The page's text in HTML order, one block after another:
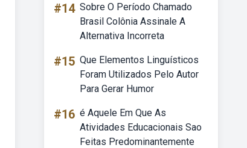
#14 Sobre O Período Chamado
Brasil Colônia Assinale A
Alternativa Incorreta
#15 Que Elementos Linguísticos
Foram Utilizados Pelo Autor
Para Gerar Humor
#16 é Aquele Em Que As
Atividades Educacionais Sao
Feitas Predominantemente